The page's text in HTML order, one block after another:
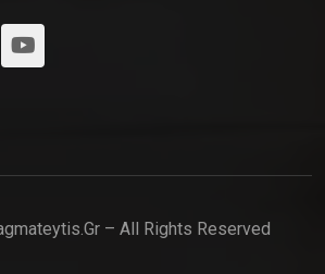
– All Rights Reserved